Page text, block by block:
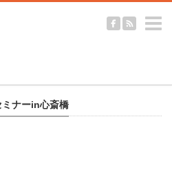
ナーin心斎橋